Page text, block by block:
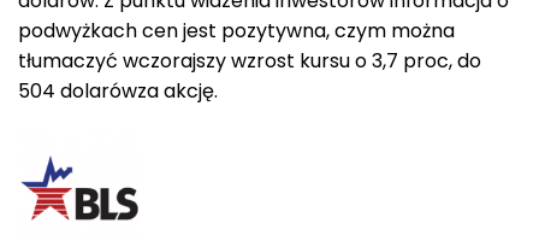
podwyżkach cen jest pozytywna, czym można
tłumaczyć wczorajszy wzrost kursu o 3,7 proc, do
504 dolarówza akcję.